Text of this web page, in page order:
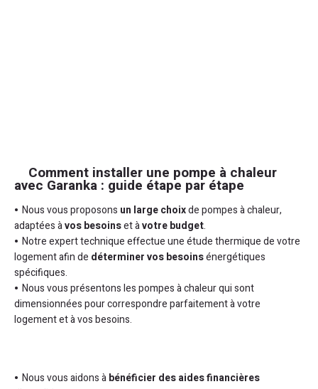
Comment installer une pompe à chaleur
avec Garanka : guide étape par étape
Nous vous proposons un large choixde pompes à chaleur,
adaptées àvos besoinset àvotre budget.
Notre expert technique effectue une étude thermique de votre
logement afin de déterminer vos besoinsénergétiques
spécifiques.
Nous vous présentons les pompes à chaleur qui sont
dimensionnées pour correspondre parfaitement à votre
logement et à vos besoins.
Nous vous aidons àbénéficier des aides financières